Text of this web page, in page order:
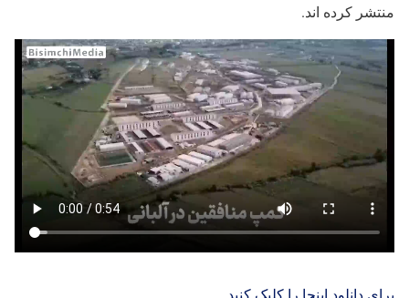
منتشر کرده اند.
برای دانلود اینجا را کلیک کنید.